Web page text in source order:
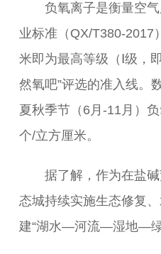
负氧离子是衡量空气
业标准（QX/T380-2017
米即为最高等级（Ⅰ级，
然氧吧”评选的准入线。
夏秋季节（6月-11月）
个/立方厘米。
据了解，作为在盐碱
态城持续实施生态修复
建“湖水—河流—湿地—绿